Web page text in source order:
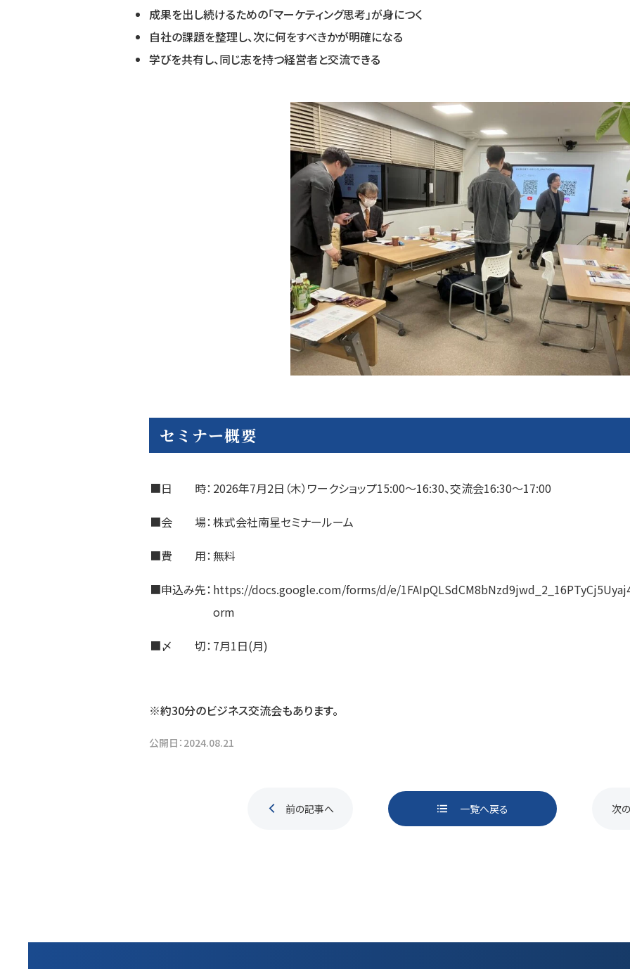
成果を出し続けるための「マーケティング思考」が身につく
自社の課題を整理し、次に何をすべきかが明確になる
学びを共有し、同じ志を持つ経営者と交流できる
セミナー概要
■日 時： 2026年7月2日（木）ワークショップ15:00～16:30、交流会16:30～17:00
■会 場：株式会社南星セミナールーム
■費 用：無料
■申込み先： https://docs.google.com/forms/d/e/
orm
■〆 切： 7月1日(月)
※約30分のビジネス交流会もあります。
公開日： 2024.08.21
ページ送り
一覧へ戻る
前の記事へ 次